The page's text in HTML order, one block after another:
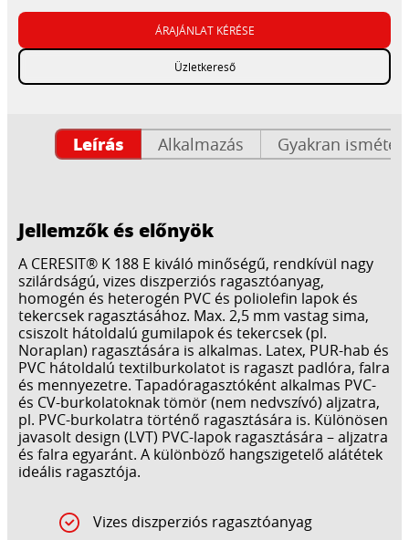
ÁRAJÁNLAT KÉRÉSE
Üzletkereső
Leírás Alkalmazás Gyakran
Jellemzők és előnyök
A CERESIT® K 188 E kiváló minőségű, rendkívül nagy
szilárdságú, vizes diszperziós ragasztóanyag,
homogén és heterogén PVC és poliolefin lapok és
tekercsek ragasztásához. Max. 2,5 mm vastag sima,
csiszolt hátoldalú gumilapok és tekercsek (pl.
Noraplan) ragasztására is alkalmas. Latex, PUR-hab és
PVC hátoldalú textilburkolatot is ragaszt padlóra, falra
és mennyezetre. Tapadóragasztóként alkalmas PVC-
és CV-burkolatoknak tömör (nem nedvszívó) aljzatra,
pl. PVC-burkolatra történő ragasztására is. Különösen
javasolt design (LVT) PVC-lapok ragasztására – aljzatra
és falra egyaránt. A különböző hangszigetelő alátétek
ideális ragasztója.
Vizes diszperziós ragasztóanyag